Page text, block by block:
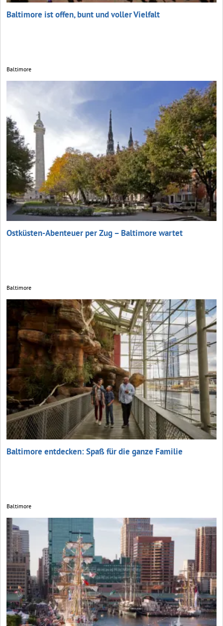
Baltimore ist offen, bunt und voller Vielfalt
Baltimore
Ostküsten-Abenteuer per Zug – Baltimore wartet
Baltimore
Baltimore entdecken: Spaß für die ganze Familie
Baltimore